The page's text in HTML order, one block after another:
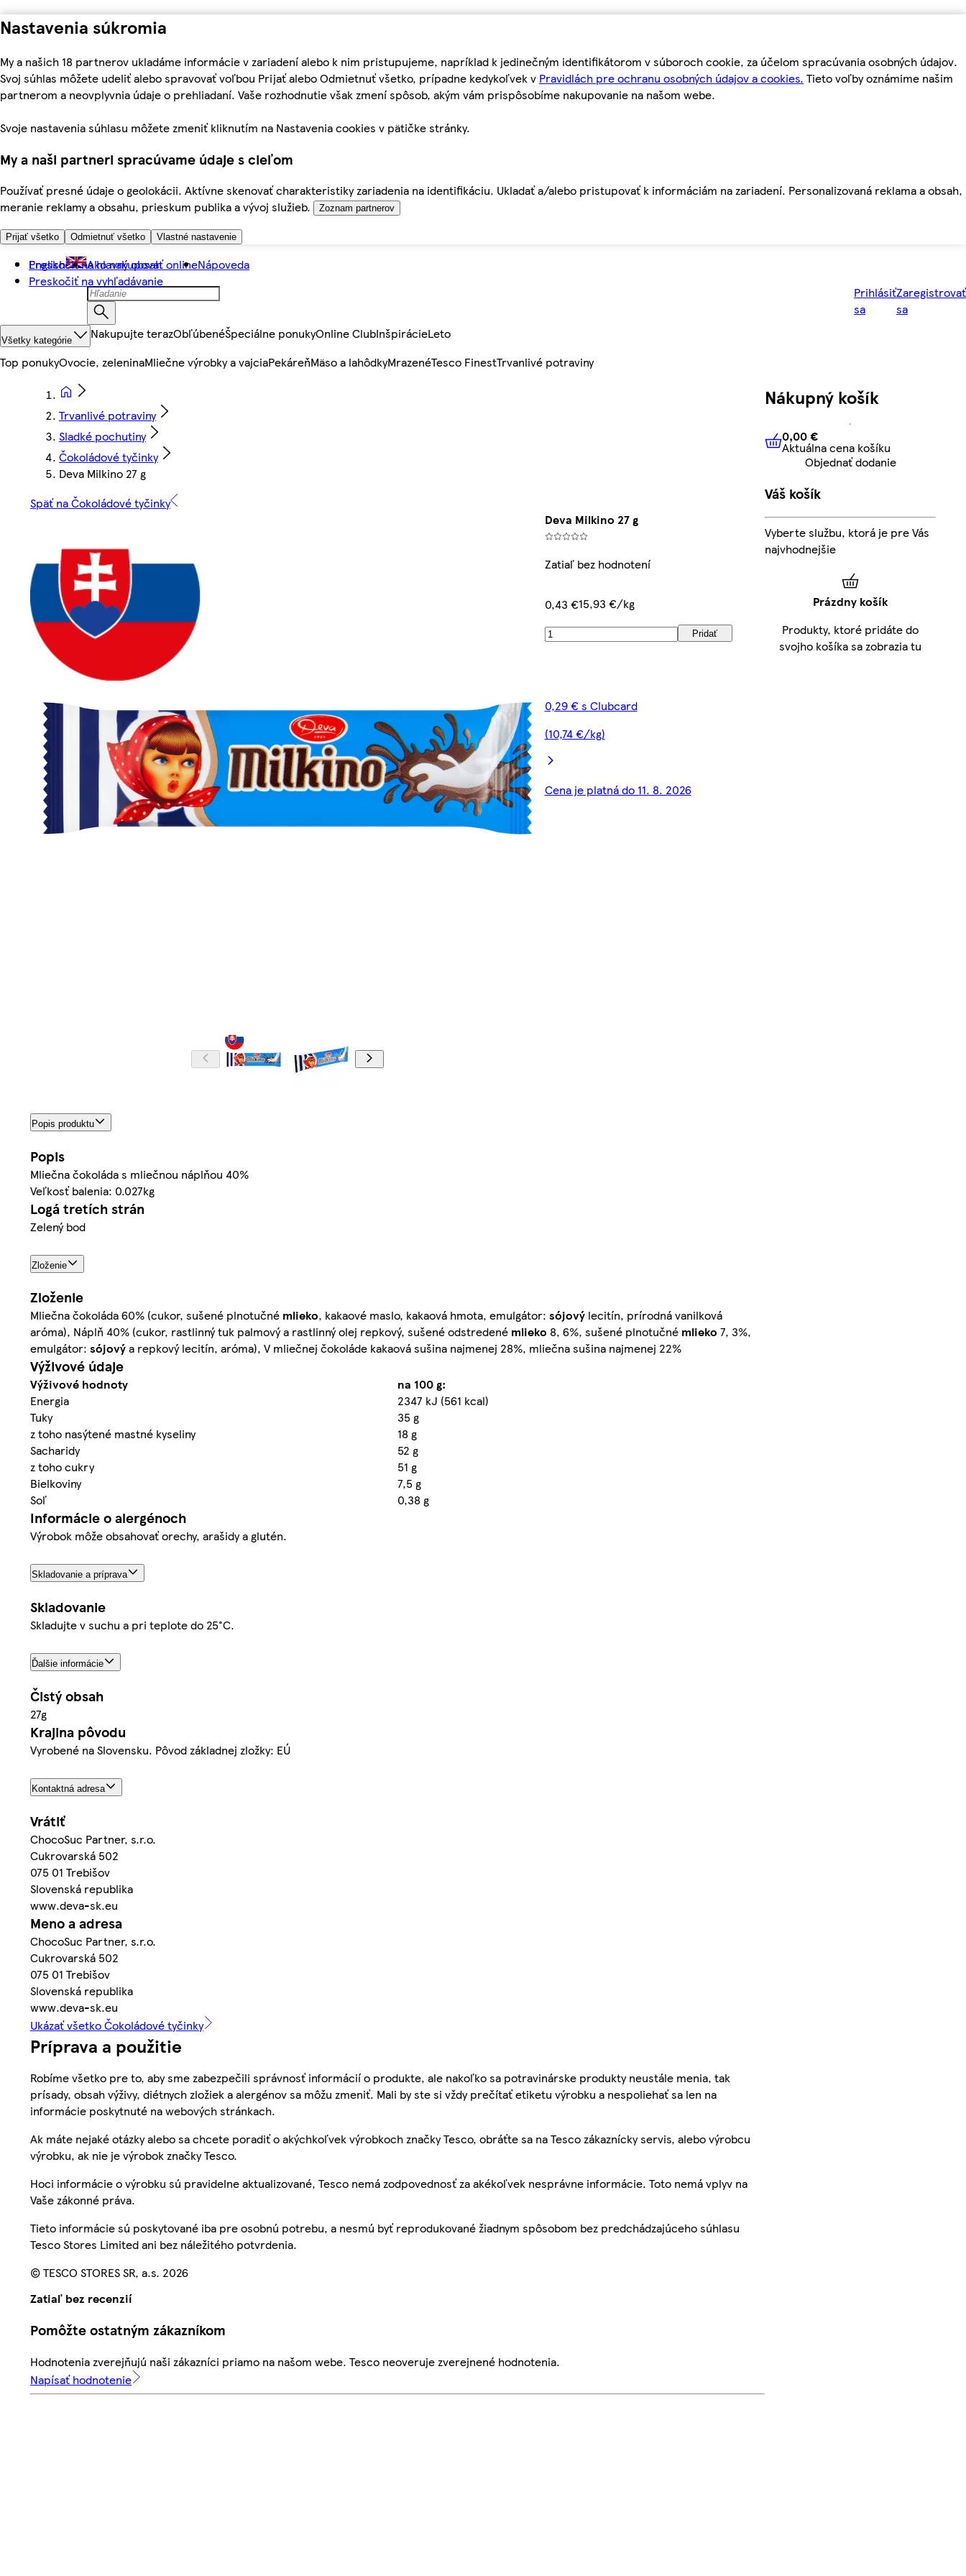
Nastavenia súkromia
My a našich 18 partnerov ukladáme informácie v zariadení alebo k nim pristupujeme, napríklad k jedinečným identifikátorom v súboroch cookie, za účelom spracúvania osobných údajov.
Svoj súhlas môžete udeliť alebo spravovať voľbou Prijať alebo Odmietnuť všetko, prípadne kedykoľvek v Pravidlách pre ochranu osobných údajov a cookies. Tieto voľby oznámime našim
partnerom a neovplyvnia údaje o prehliadaní. Vaše rozhodnutie však zmení spôsob, akým vám prispôsobíme nakupovanie na našom webe.
Svoje nastavenia súhlasu môžete zmeniť kliknutím na Nastavenia cookies v pätičke stránky.
My a naši partneri spracúvame údaje s cieľom
Používať presné údaje o geolokácii. Aktívne skenovať charakteristiky zariadenia na identifikáciu. Ukladať a/alebo pristupovať k informáciám na zariadení. Personalizovaná reklama a obsah,
meranie reklamy a obsahu, prieskum publika a vývoj služieb.
Zoznam partnerov
Prijať všetko Odmietnuť všetko Vlastné nastavenie
Preskočiť na hlavný obsah
Preskočiť na vyhľadávanie
English Ako nakupovať onlineNápoveda
Prihlásiť
sa
Zaregistrovať
sa
Všetky kategórie Nakupujte terazObľúbenéŠpeciálne ponukyOnline ClubInšpirácieLeto
Top ponukyOvocie, zeleninaMliečne výrobky a vajciaPekáreňMäso a lahôdkyMrazenéTesco FinestTrvanlivé potraviny
Trvanlivé potraviny
Sladké pochutiny
Čokoládové tyčinky
Deva Milkino 27 g
Späť na Čokoládové tyčinky
Deva Milkino 27 g
Zatiaľ bez hodnotení
0,43 €15,93 €/kg
Pridať
0,29 € s Clubcard
(10,74 €/kg)
Cena je platná do 11. 8. 2026
Popis produktu
Popis
Mliečna čokoláda s mliečnou náplňou 40%
Veľkosť balenia: 0.027kg
Logá tretích strán
Zelený bod
Zloženie
Zloženie
Mliečna čokoláda 60% (cukor, sušené plnotučné mlieko, kakaové maslo, kakaová hmota, emulgátor: sójový lecitín, prírodná vanilková
aróma), Náplň 40% (cukor, rastlinný tuk palmový a rastlinný olej repkový, sušené odstredené mlieko 8, 6%, sušené plnotučné mlieko 7, 3%,
emulgátor: sójovýa repkový lecitín, aróma), V mliečnej čokoláde kakaová sušina najmenej 28%, mliečna sušina najmenej 22%
Výživové údaje
Výživové hodnoty
na 100 g:
Energia
2347 kJ (561 kcal)
Tuky
35 g
z toho nasýtené mastné kyseliny
18 g
Sacharidy
52 g
z toho cukry
51 g
Bielkoviny
7,5 g
Soľ
0,38 g
Informácie o alergénoch
Výrobok môže obsahovať orechy, arašidy a glutén.
Skladovanie a príprava
Skladovanie
Skladujte v suchu a pri teplote do 25°C.
Ďalšie informácie
Čistý obsah
27g
Krajina pôvodu
Vyrobené na Slovensku. Pôvod základnej zložky: EÚ
Kontaktná adresa
Vrátiť
ChocoSuc Partner, s.r.o.
Cukrovarská 502
075 01 Trebišov
Slovenská republika
www.deva-sk.eu
Meno a adresa
ChocoSuc Partner, s.r.o.
Cukrovarská 502
075 01 Trebišov
Slovenská republika
www.deva-sk.eu
Ukázať všetko Čokoládové tyčinky
Príprava a použitie
Robíme všetko pre to, aby sme zabezpečili správnosť informácií o produkte, ale nakoľko sa potravinárske produkty neustále menia, tak
prísady, obsah výživy, diétnych zložiek a alergénov sa môžu zmeniť. Mali by ste si vždy prečítať etiketu výrobku a nespoliehať sa len na
informácie poskytnuté na webových stránkach.
Ak máte nejaké otázky alebo sa chcete poradiť o akýchkoľvek výrobkoch značky Tesco, obráťte sa na Tesco zákaznícky servis, alebo výrobcu
výrobku, ak nie je výrobok značky Tesco.
Hoci informácie o výrobku sú pravidelne aktualizované, Tesco nemá zodpovednosť za akékoľvek nesprávne informácie. Toto nemá vplyv na
Vaše zákonné práva.
Tieto informácie sú poskytované iba pre osobnú potrebu, a nesmú byť reprodukované žiadnym spôsobom bez predchádzajúceho súhlasu
Tesco Stores Limited ani bez náležitého potvrdenia.
© TESCO STORES SR, a.s. 2026
Zatiaľ bez recenzií
Pomôžte ostatným zákazníkom
Hodnotenia zverejňujú naši zákazníci priamo na našom webe. Tesco neoveruje zverejnené hodnotenia.
Napísať hodnotenie
Nákupný košík
0,00 € Aktuálna cena košíku
0,00 €
Aktuálna cena košíku
Objednať dodanie
Váš košík
Vyberte službu, ktorá je pre Vás
najvhodnejšie
Prázdny košík
Produkty, ktoré pridáte do
svojho košíka sa zobrazia tu